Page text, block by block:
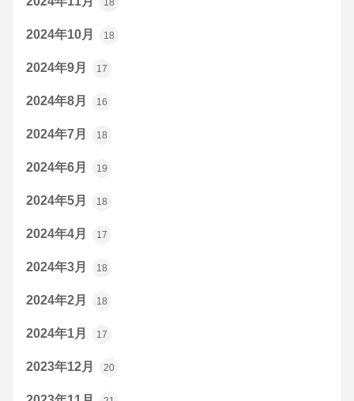
2024年10月 18
2024年9月 17
2024年8月 16
2024年7月 18
2024年6月 19
2024年5月 18
2024年4月 17
2024年3月 18
2024年2月 18
2024年1月 17
2023年12月 20